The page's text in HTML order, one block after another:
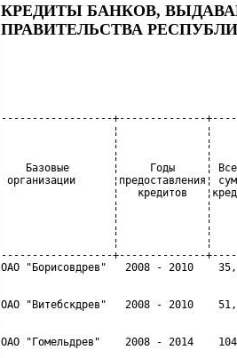
КРЕДИТЫ БАНКОВ,
ПРАВИТЕЛЬСТВА
------------------+--------------
¦              ¦
¦              ¦
¦              ¦
Базовые       ¦     Годы     ¦
организации
¦   кредитов
¦              ¦
¦              ¦
¦              ¦
¦              ¦
------------------+--------------